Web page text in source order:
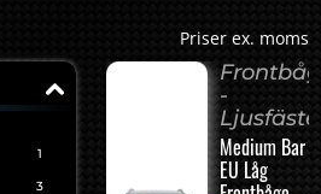
Priser ex. moms
1
3
-
Ljusfäste
Medium Bar
EU Låg